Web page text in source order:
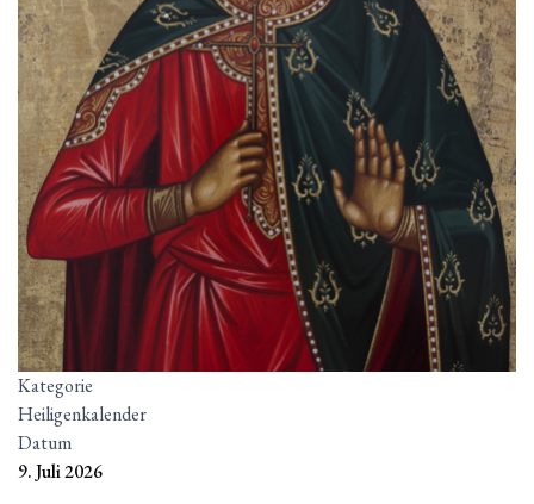
Kategorie
Heiligenkalender
Datum
9. Juli 2026